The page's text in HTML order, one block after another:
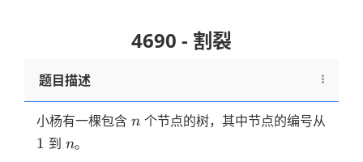
4690 - 割裂
题目描述
小杨有一棵包含 n
n 个节点的树，其中节点的编号从
1
1 到 n
n。